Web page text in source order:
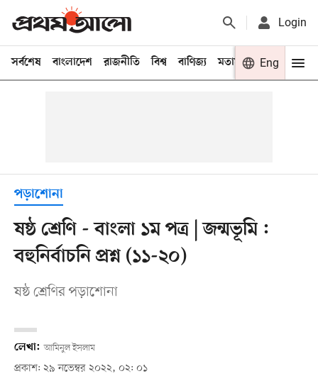
Login
সর্বশেষ বাংলাদেশ রাজনীতি বিশ্ব বাণিজ্য মতামত খেলা
Eng
পড়াশোনা
ষষ্ঠ শ্রেণি - বাংলা ১ম পত্র | জন্মভূমি :
বহুনির্বাচনি প্রশ্ন (১১-২০)
ষষ্ঠ শ্রেণির পড়াশোনা
লেখা: আমিনুল ইসলাম
প্রকাশ: ২৯ নভেম্বর ২০২২, ০২: ০১